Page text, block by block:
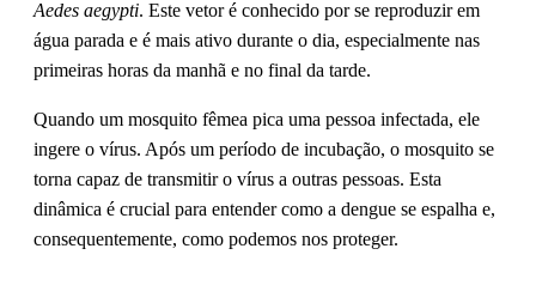
Aedes aegypti. Este vetor é conhecido por se reproduzir em
água parada e é mais ativo durante o dia, especialmente nas
primeiras horas da manhã e no final da tarde.
Quando um mosquito fêmea pica uma pessoa infectada, ele
ingere o vírus. Após um período de incubação, o mosquito se
torna capaz de transmitir o vírus a outras pessoas. Esta
dinâmica é crucial para entender como a dengue se espalha e,
consequentemente, como podemos nos proteger.